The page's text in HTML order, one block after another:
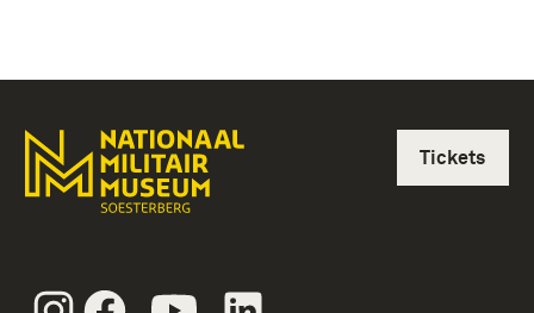
InstagramFacebookYoutube
Tickets